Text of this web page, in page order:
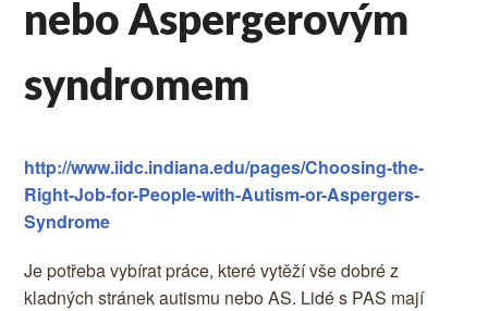
nebo Aspergerovým
syndromem
http://www.iidc.indiana.edu/pages/Choosing-the-
Right-Job-for-People-with-Autism-or-Aspergers-
Syndrome
Je potřeba vybírat práce, které vytěží vše dobré z
kladných stránek autismu nebo AS. Lidé s PAS mají